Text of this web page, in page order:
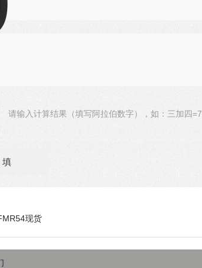
请输入计算结果（填写阿拉伯数字），如：三加四=7
现货